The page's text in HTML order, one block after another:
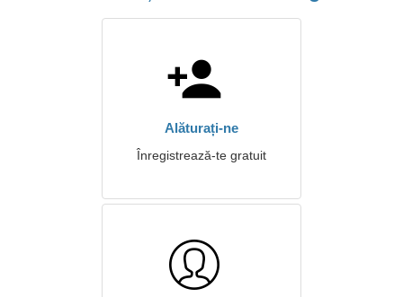
Alăturați-ne
Înregistrează-te gratuit